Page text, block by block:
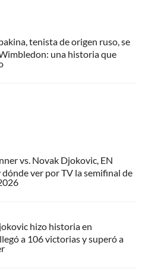
tenista de origen ruso, se
una historia que
vs. Novak Djokovic, EN
ver por TV la semifinal de
hizo historia en
a 106 victorias y superó a